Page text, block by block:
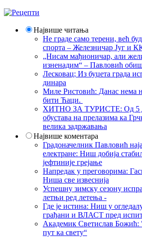
Највише читања
Не граде само терени, већ
спорта – Железничар Југ и
„Нисам мађионичар, али
изненадим“ – Павловић
Лесковац; Из буџета града
динара
Миле Ристовић: Данас нема
бити Ћаци.
ХИТНО ЗА ТУРИСТЕ: Од 5
обустава на прелазима ка
велика задржавања
Највише коментара
Градоначелник Павловић
електране: Ниш добија
јефтиније грејање
Напредак у преговорима:
Ниша све извеснија
Успешну зимску сезону
летњи ред летења -
Где је истина: Ниш у
грађани и ВЛАСТ пред
Академик Светислав
пут ка свету“